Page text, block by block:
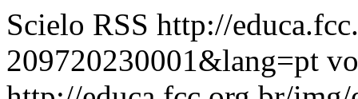
Scielo RSS http://
209720230001&lang=pt